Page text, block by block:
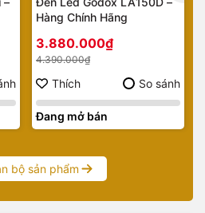
Hàng Chính Hãng
3.880.000₫
4.390.000₫
Thích So sánh
Đang mở bán
bộ sản phẩm